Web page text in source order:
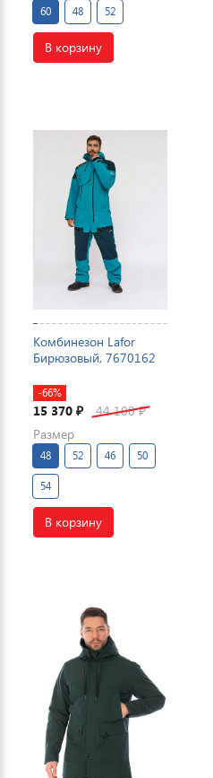
60 48 52
В корзину
Комбинезон Lafor
Бирюзовый, 7670162
-66%
15 370 ₽ 44 100₽
Размер
48 52 46 50
54
В корзину